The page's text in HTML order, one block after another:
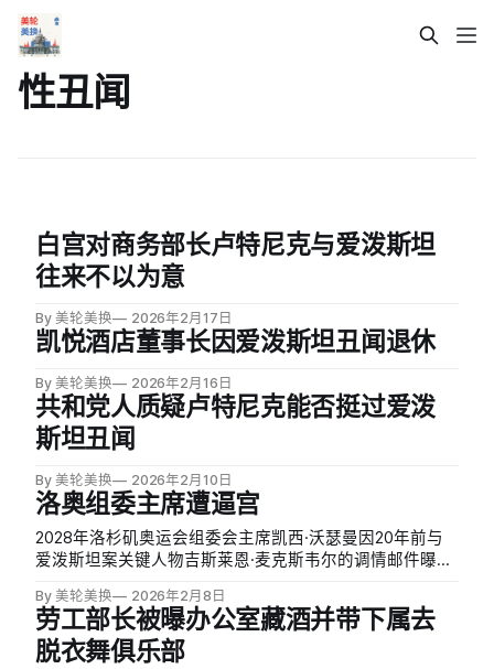
性丑闻
白宫对商务部长卢特尼克与爱泼斯坦
往来不以为意
By 美轮美换 2026年2月17日
凯悦酒店董事长因爱泼斯坦丑闻退休
By 美轮美换 2026年2月16日
共和党人质疑卢特尼克能否挺过爱泼
斯坦丑闻
By 美轮美换 2026年2月10日
洛奥组委主席遭逼宫
2028年洛杉矶奥运会组委会主席凯西·沃瑟曼因20年前与
爱泼斯坦案关键人物吉斯莱恩·麦克斯韦尔的调情邮件曝
By 美轮美换 2026年2月8日
劳工部长被曝办公室藏酒并带下属去
脱衣舞俱乐部